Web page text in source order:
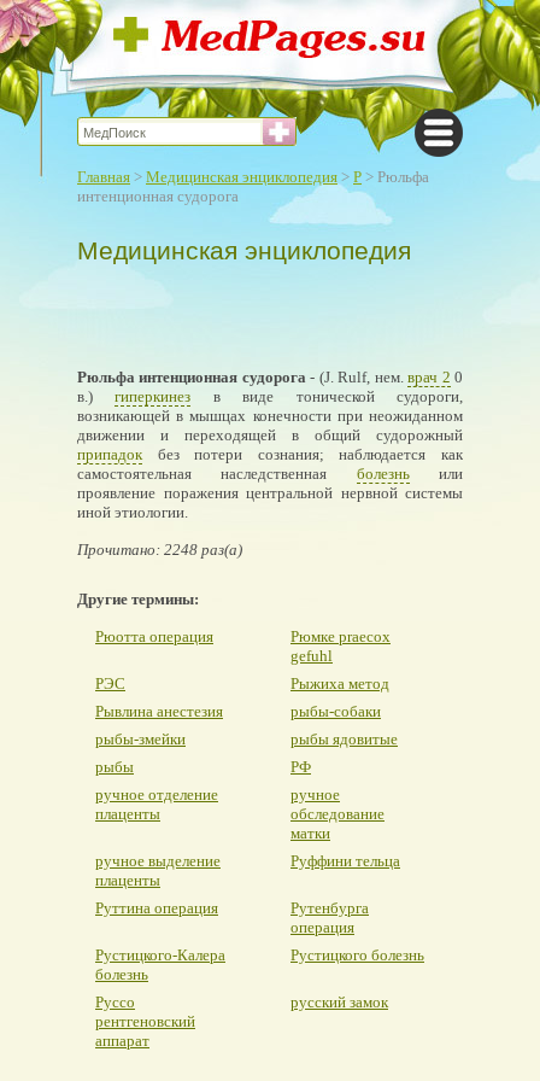
Главная > Медицинская энциклопедия > Р > Рюльфа
интенционная судорога
Медицинская энциклопедия
Рюльфа интенционная судорога- (J. Rulf, нем.врач 2 0
в.)гиперкинез в виде тонической судороги,
возникающей в мышцах конечности при неожиданном
движении и переходящей в общий судорожный
припадокбез потери сознания; наблюдается как
самостоятельная наследственная болезньили
проявление поражения центральной нервной системы
иной этиологии.
Прочитано: 2248 раз(а)
Другие термины:
Рюотта операция
Рюмке praecox
gefuhl
РЭС
Рыжиха метод
Рывлина анестезия
рыбы-собаки
рыбы-змейки
рыбы ядовитые
рыбы
РФ
ручное отделение
плаценты
ручное
обследование
матки
ручное выделение
плаценты
Руффини тельца
Руттина операция
Рутенбурга
операция
Рустицкого-Калера
болезнь
Рустицкого болезнь
Руссо
рентгеновский
аппарат
русский замок